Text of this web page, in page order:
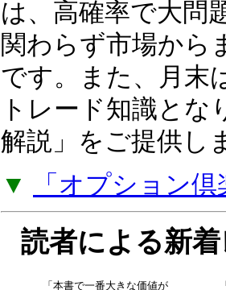
ーが独自の視点と
日本株・米国株・
るがしそうな「政
イ・リノ」「異
す。なお、グレイ
は、高確率で大問
関わらず市場から
です。また、月
トレード知識と